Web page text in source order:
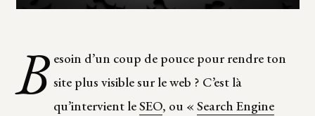
B esoin d’un coup de pouce pour rendre ton
site plus visible sur le web ? C’est là
qu’intervient leSEO, ou «Search Engine